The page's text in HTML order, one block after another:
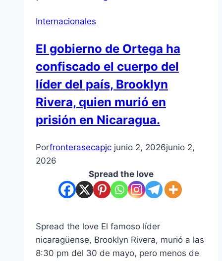
Internacionales
El gobierno de Ortega ha
confiscado el cuerpo del
líder del país, Brooklyn
Rivera, quien murió en
prisión en Nicaragua.
Porfronterasecapjc junio 2, 2026junio 2,
2026
Spread the love
Spread the love El famoso líder
nicaragüense, Brooklyn Rivera, murió a las
8:30 pm del 30 de mayo, pero menos de